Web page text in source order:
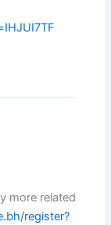
more related
register?